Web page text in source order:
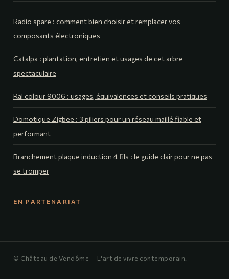
Radio spare : comment bien choisir et remplacer vos
composants électroniques
Catalpa : plantation, entretien et usages de cet arbre
spectaculaire
Ral colour 9006 : usages, équivalences et conseils pratiques
Domotique Zigbee : 3 piliers pour un réseau maillé fiable et
performant
Branchement plaque induction 4 fils : le guide clair pour ne pas
se tromper
EN PARTENARIAT
© Château de Vendôme — L'art de vivre contemporain.